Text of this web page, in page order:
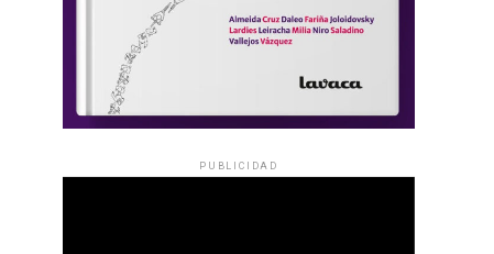
PUBLICIDAD